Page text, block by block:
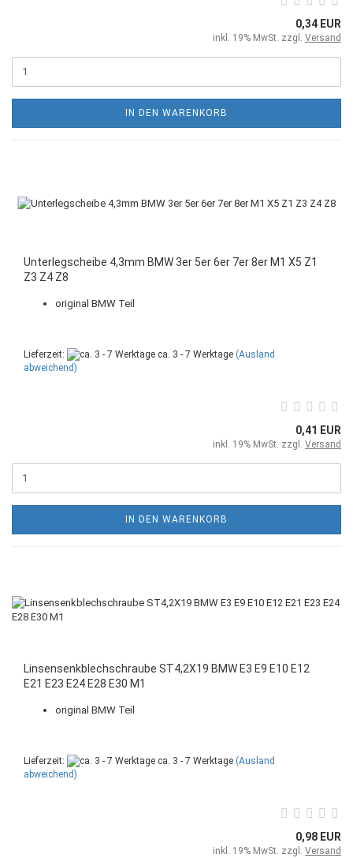
0,34 EUR
inkl. 19% MwSt. zzgl. Versand
IN DEN WARENKORB
Unterlegscheibe 4,3mm BMW 3er 5er 6er 7er 8er M1 X5 Z1
Z3 Z4 Z8
original BMW Teil
Lieferzeit: ca. 3 - 7 Werktage (Ausland
abweichend)
0,41 EUR
inkl. 19% MwSt. zzgl. Versand
IN DEN WARENKORB
Linsensenkblechschraube ST4,2X19 BMW E3 E9 E10 E12
E21 E23 E24 E28 E30 M1
original BMW Teil
Lieferzeit: ca. 3 - 7 Werktage (Ausland
abweichend)
0,98 EUR
inkl. 19% MwSt. zzgl. Versand